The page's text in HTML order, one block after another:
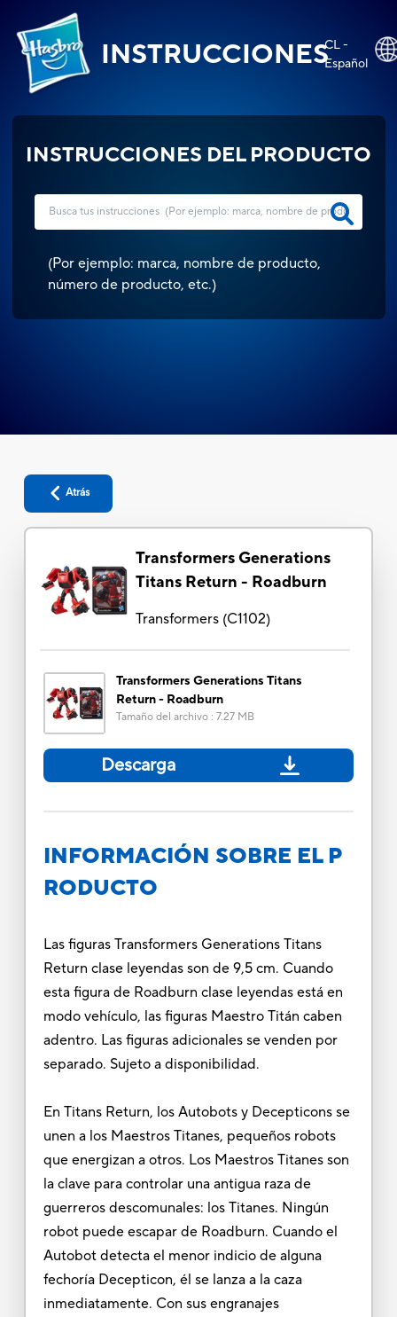
INSTRUCCIONESCL -
Español
INSTRUCCIONES DEL PRODUCTO
(Por ejemplo: marca, nombre de producto,
número de producto, etc.)
Atrás
Transformers Generations
Titans Return - Roadburn
Transformers(C1102)
Transformers Generations Titans
Return - Roadburn
Tamaño del archivo: 7.27 MB
Descarga
INFORMACIÓN SOBRE EL P
RODUCTO
Las figuras Transformers Generations Titans
Return clase leyendas son de 9,5 cm. Cuando
esta figura de Roadburn clase leyendas está en
modo vehículo, las figuras Maestro Titán caben
adentro. Las figuras adicionales se venden por
separado. Sujeto a disponibilidad.
En Titans Return, los Autobots y Decepticons se
unen a los Maestros Titanes, pequeños robots
que energizan a otros. Los Maestros Titanes son
la clave para controlar una antigua raza de
guerreros descomunales: los Titanes. Ningún
robot puede escapar de Roadburn. Cuando el
Autobot detecta el menor indicio de alguna
fechoría Decepticon, él se lanza a la caza
inmediatamente. Con sus engranajes